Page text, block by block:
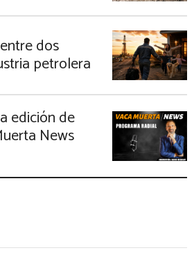
dos
petrolera
edición de
News